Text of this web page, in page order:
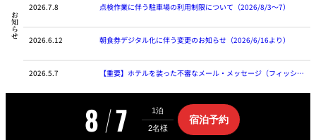
大観苑＜
リブルーム もみじ亭
お知らせ
2026.7.8
点検作業に伴う駐車場の利用制限について（2026/8/3〜7）
2026.6.12 朝食券デジタル化に伴う変更のお知らせ（2026/6/16より）
2026.5.7
【重要】ホテルを装った不審なメール・メッセージ（フィッシン
8 7 宿泊予約宿
泊